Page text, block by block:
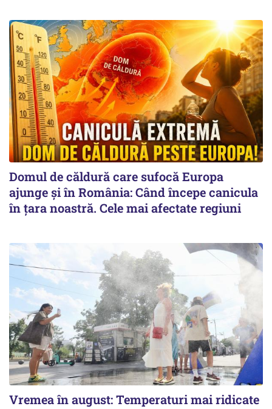
Domul de căldură care sufocă Europa
ajunge și în România: Când începe canicula
în țara noastră. Cele mai afectate regiuni
Vremea în august: Temperaturi mai ridicate